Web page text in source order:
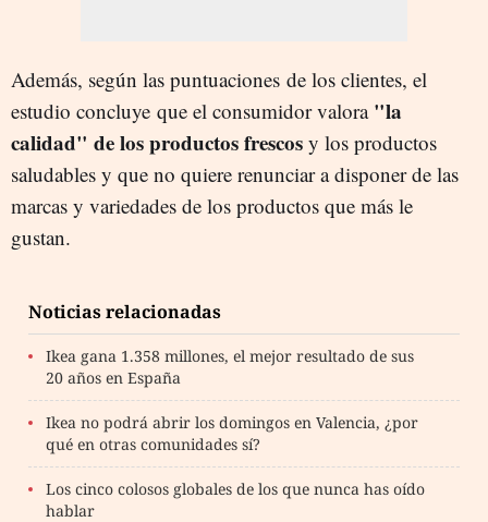
Además, según las puntuaciones de los clientes, el
estudio concluye que el consumidor valora "la
calidad" de los productos frescos y los productos
saludables y que no quiere renunciar a disponer de las
marcas y variedades de los productos que más le
gustan.
Noticias relacionadas
Ikea gana 1.358 millones, el mejor resultado de sus
20 años en España
Ikea no podrá abrir los domingos en Valencia, ¿por
qué en otras comunidades sí?
Los cinco colosos globales de los que nunca has oído
hablar